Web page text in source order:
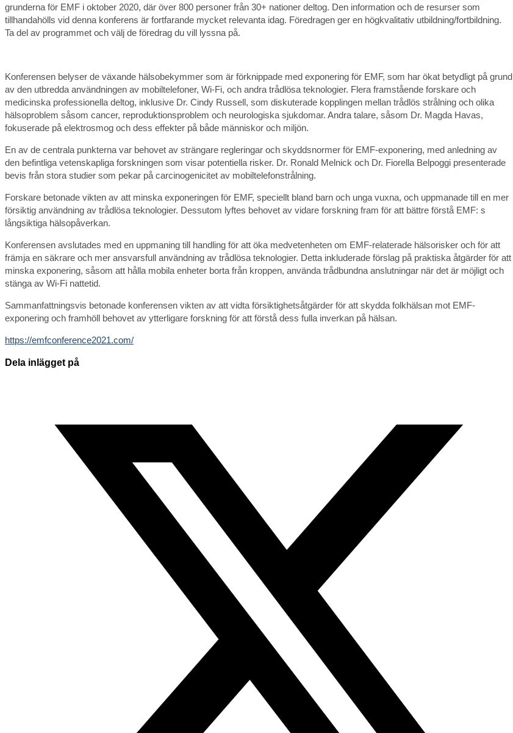
grunderna för EMF i oktober 2020, där över 800 personer från 30+ nationer deltog. Den information och de resurser som
tillhandahölls vid denna konferens är fortfarande mycket relevanta idag. Föredragen ger en högkvalitativ utbildning/fortbildning.
Ta del av programmet och välj de föredrag du vill lyssna på.
Konferensen belyser de växande hälsobekymmer som är förknippade med exponering för EMF, som har ökat betydligt på grund
av den utbredda användningen av mobiltelefoner, Wi-Fi, och andra trådlösa teknologier. Flera framstående forskare och
medicinska professionella deltog, inklusive Dr. Cindy Russell, som diskuterade kopplingen mellan trådlös strålning och olika
hälsoproblem såsom cancer, reproduktionsproblem och neurologiska sjukdomar. Andra talare, såsom Dr. Magda Havas,
fokuserade på elektrosmog och dess effekter på både människor och miljön.
En av de centrala punkterna var behovet av strängare regleringar och skyddsnormer för EMF-exponering, med anledning av
den befintliga vetenskapliga forskningen som visar potentiella risker. Dr. Ronald Melnick och Dr. Fiorella Belpoggi presenterade
bevis från stora studier som pekar på carcinogenicitet av mobiltelefonstrålning.
Forskare betonade vikten av att minska exponeringen för EMF, speciellt bland barn och unga vuxna, och uppmanade till en mer
försiktig användning av trådlösa teknologier. Dessutom lyftes behovet av vidare forskning fram för att bättre förstå EMF: s
långsiktiga hälsopåverkan.
Konferensen avslutades med en uppmaning till handling för att öka medvetenheten om EMF-relaterade hälsorisker och för att
främja en säkrare och mer ansvarsfull användning av trådlösa teknologier. Detta inkluderade förslag på praktiska åtgärder för att
minska exponering, såsom att hålla mobila enheter borta från kroppen, använda trådbundna anslutningar när det är möjligt och
stänga av Wi-Fi nattetid.
Sammanfattningsvis betonade konferensen vikten av att vidta försiktighetsåtgärder för att skydda folkhälsan mot EMF-
exponering och framhöll behovet av ytterligare forskning för att förstå dess fulla inverkan på hälsan.
https://emfconference2021.com/
Dela inlägget på